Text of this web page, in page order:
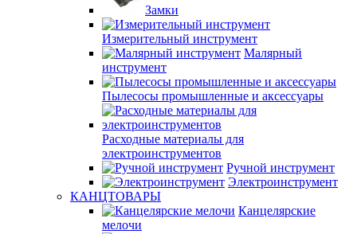
Замки
Измерительный инструмент
Малярный
инструмент
Пылесосы промышленные и аксессуары
Расходные материалы для
электроинструментов
Ручной инструмент
Электроинструмент
КАНЦТОВАРЫ
Канцелярские
мелочи